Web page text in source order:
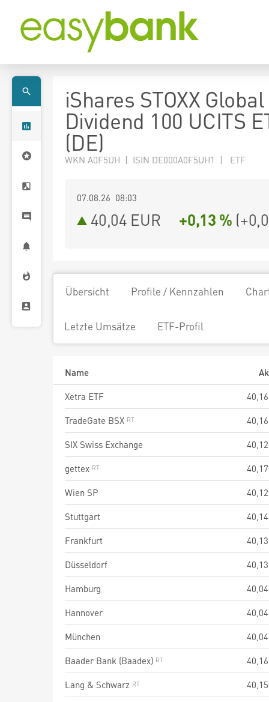
iShares STOXX
Dividend 100 UCITS
(DE)
WKN A0F5UH | ISIN DE000A0F5UH1 | ETF
07.08.26 08:03
40,04 EUR +0,13 % (
Übersicht Profile / Kennzahlen
Letzte Umsätze ETF-Profil
Name
Xetra ETF
40,16
TradeGate BSX
40,16
SIX Swiss Exchange
40,12
gettex
40,17
Wien SP
40,12
Stuttgart
40,14
Frankfurt
40,13
Düsseldorf
40,13
Hamburg
40,04
Hannover
40,04
München
40,04
Baader Bank (Baadex)
40,16
Lang & Schwarz
40,15